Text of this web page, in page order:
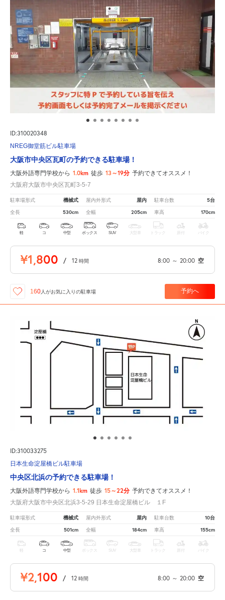
ID:310020348
NREG御堂筋ビル駐車場
大阪市中央区瓦町の予約できる駐車場！
大阪外語専門学校から 1.0km 徒歩 13～19分 予約できてオススメ！
大阪府大阪市中央区瓦町3-5-7
駐車場形式 機械式 屋内外形式 屋内 駐車台数 5台
全長 530cm 全幅 205cm 車高 170cm
軽 コ 中型 ボックス SUV 大型車 トラック 原付 バイク
¥1,800 / 12 時間 8:00 ～ 20:00 空
160 人がお気に入りの駐車場 予約へ
ID:310033275
日本生命淀屋橋ビル駐車場
中央区北浜の予約できる駐車場！
大阪外語専門学校から 1.1km 徒歩 15～22分 予約できてオススメ！
大阪府大阪市中央区北浜3-5-29 日本生命淀屋橋ビル １F
駐車場形式 機械式 屋内外形式 屋内 駐車台数 10台
全長 501cm 全幅 184cm 車高 155cm
軽 コ 中型 ボックス SUV 大型車 トラック 原付 バイク
¥2,100 / 12 時間 8:00 ～ 20:00 空